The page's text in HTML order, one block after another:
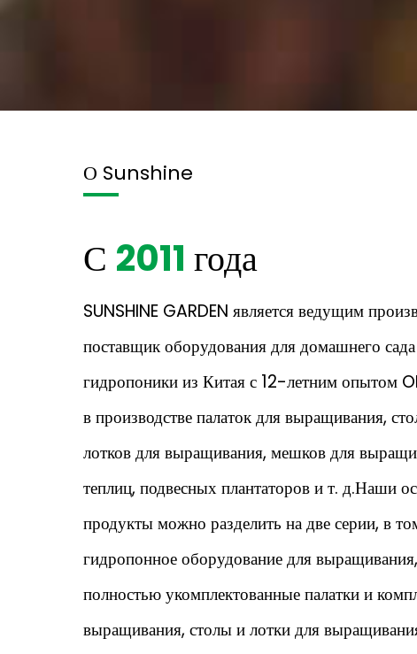
О Sunshine
С 2011 года
SUNSHINE GARDEN является ведущим
поставщик оборудования для домашнего
гидропоники из Китая с 12-летним опытом
в производстве палаток для выращивания,
лотков для выращивания, мешков для
теплиц, подвесных плантаторов и т. д.Наши
продукты можно разделить на две серии, в
гидропонное оборудование для
полностью укомплектованные палатки и
выращивания, столы и лотки для